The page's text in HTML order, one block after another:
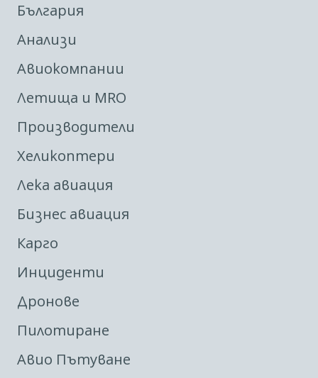
България
Анализи
Авиокомпании
Летища и MRO
Производители
Хеликоптери
Лека авиация
Бизнес авиация
Карго
Инциденти
Дронове
Пилотиране
Авио Пътуване